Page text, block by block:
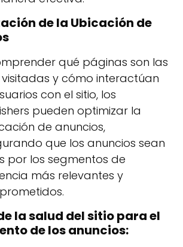
de la Ubicación de
qué páginas son las
y cómo interactúan
con el sitio, los
pueden optimizar la
de anuncios,
que los anuncios sean
por los segmentos de
más relevantes y
la salud del sitio para el
de los anuncios: